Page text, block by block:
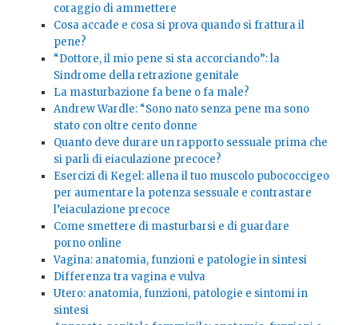
coraggio di ammettere
Cosa accade e cosa si prova quando si frattura il
pene?
“Dottore, il mio pene si sta accorciando”: la
Sindrome della retrazione genitale
La masturbazione fa bene o fa male?
Andrew Wardle: “Sono nato senza pene ma sono
stato con oltre cento donne
Quanto deve durare un rapporto sessuale prima che
si parli di eiaculazione precoce?
Esercizi di Kegel: allena il tuo muscolo pubococcigeo
per aumentare la potenza sessuale e contrastare
l’eiaculazione precoce
Come smettere di masturbarsi e di guardare
porno online
Vagina: anatomia, funzioni e patologie in sintesi
Differenza tra vagina e vulva
Utero: anatomia, funzioni, patologie e sintomi in
sintesi